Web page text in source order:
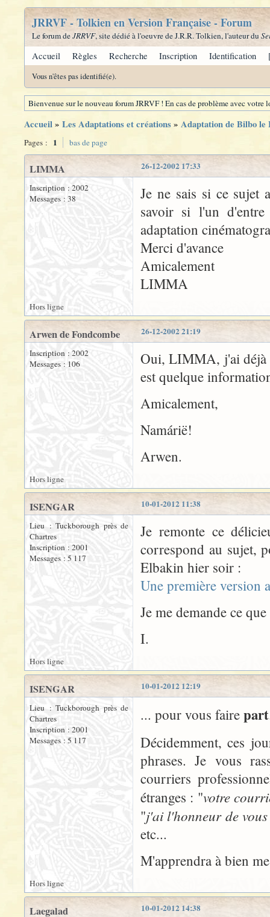
JRRVF - Tolkien en Version Française - Forum
Le forum deJRRVF, site dédié à l'oeuvre de J.R.R. Tolkien, l'auteur du
Accueil Règles Recherche Inscription Identification
Vous n'êtes pas identifié(e).
Bienvenue sur le nouveau forum JRRVF ! En cas de problème avec
Accueil» Les Adaptations et créations» Adaptation de Bilbo le
Pages : 1 bas de page
26-12-2002 17:33
LIMMA
Inscription : 2002
Messages : 38
Je ne sais si ce sujet
savoir si l'un d'entre
adaptation
Merci d'avance
Amicalement
LIMMA
Hors ligne
26-12-2002 21:19
Arwen de Fondcombe
Inscription : 2002
Messages : 106
Oui, LIMMA, j'ai déjà
est quelque
Amicalement,
Namárië!
Arwen.
Hors ligne
10-01-2012 11:38
ISENGAR
Lieu : Tuckborough près de
Chartres
Inscription : 2001
Messages : 5 117
Je remonte ce
correspond au sujet,
Elbakin hier soir :
Une première version
Je me demande ce
I.
Hors ligne
10-01-2012 12:19
ISENGAR
Lieu : Tuckborough près de
Chartres
Inscription : 2001
Messages : 5 117
... pour vous faire part
Décidemment, ces
phrases. Je vous
courriers
étranges : "votre
"j'ai l'honneur de
etc...
M'apprendra à bien
Hors ligne
10-01-2012 14:38
Laegalad